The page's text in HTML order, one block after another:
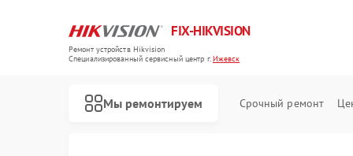
FIX-HIKVISION
Ремонт устройств Hikvision
Специализированный cервисный центр г.Ижевск
Мы ремонтируем Срочный ремонт